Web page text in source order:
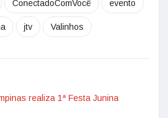
ConectadoComVocê evento
jtv Valinhos
realiza 1ª Festa Junina